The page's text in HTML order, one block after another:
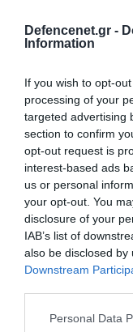
Defencenet.gr -
Information
If you wish to opt-
processing of your
targeted advertising
section to confirm
opt-out request is
interest-based ads
us or personal
your opt-out. You
disclosure of your
IAB’s list of
also be disclosed
Downstream
Please note that
Personal Data
08.08.2026 | 14:02
«Φώτισε» το
υπερηχητικό
Ουκρανός